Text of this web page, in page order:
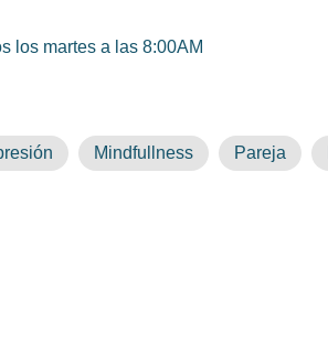
los martes a las 8:00AM
Mindfullness Pareja